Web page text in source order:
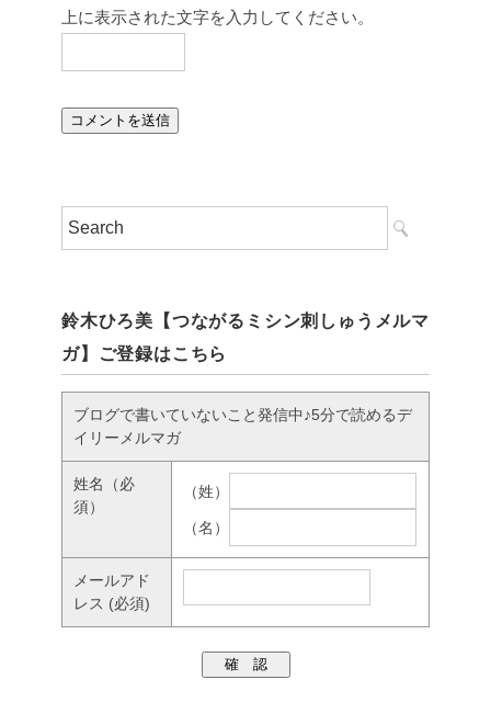
上に表示された文字を入力してください。
鈴木ひろ美【つながるミシン刺しゅうメルマ
ガ】ご登録はこちら
ブログで書いていないこと発信中♪5分で読めるデ
イリーメルマガ
姓名
（必
須）
（姓）
（名）
メールアド
レス (必須)